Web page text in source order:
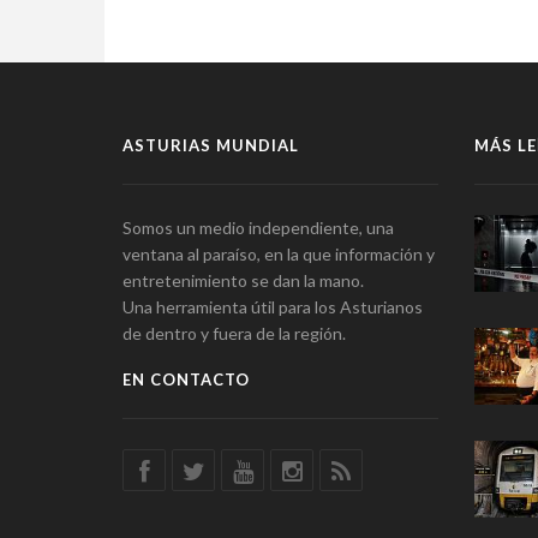
ASTURIAS MUNDIAL
Somos un medio independiente, una
ventana al paraíso, en la que información y
entretenimiento se dan la mano.
Una herramienta útil para los Asturianos
de dentro y fuera de la región.
EN CONTACTO
MÁS